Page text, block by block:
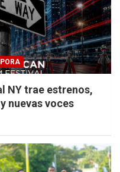
NY trae estrenos,
nuevas voces